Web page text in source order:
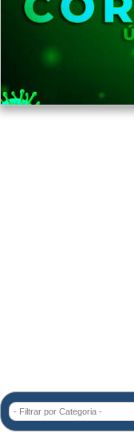
- Filtrar por Categoria -